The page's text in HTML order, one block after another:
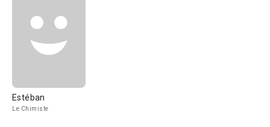
Estéban
Le Chimiste